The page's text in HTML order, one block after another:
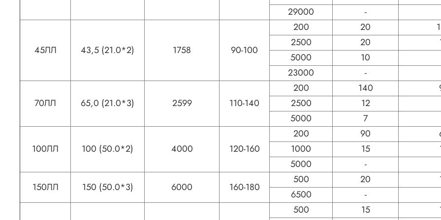
29000
-
45ЛЛ 43,5 (21.0*2) 1758 90-100
200 20
2500
20
5000
10
23000
-
70ЛЛ 65,0 (21.0*3) 2599 110-140
200 140
2500
12
5000
7
100ЛЛ 100 (50.0*2) 4000 120-160
200 90
1000
15
5000
-
150ЛЛ
150 (50.0*3) 6000 160-180
500 20
6500
-
500 15